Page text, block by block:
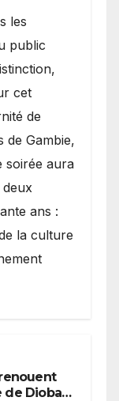
les
public
cet
de
de Gambie,
soirée aura
ans :
la culture
Diobaye